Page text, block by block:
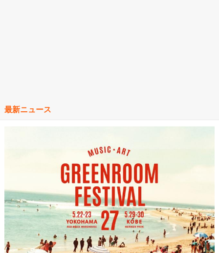
最新ニュース